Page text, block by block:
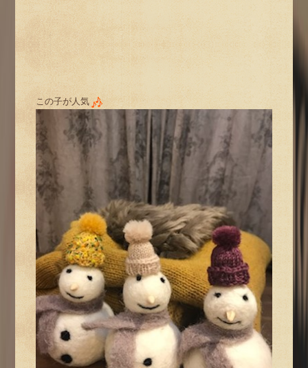
この子が人気